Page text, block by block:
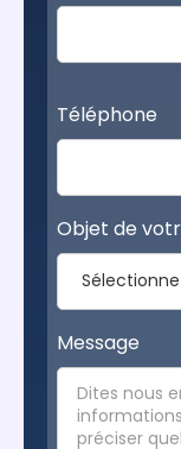
Téléphone
Objet de
Message